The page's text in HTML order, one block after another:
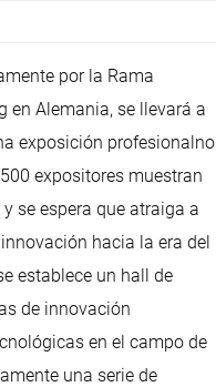
por la Rama
en Alemania, se llevará a
exposición profesionalno
expositores muestran
se espera que atraiga a
hacia la era del
establece un hall de
de innovación
en el campo de
una serie de